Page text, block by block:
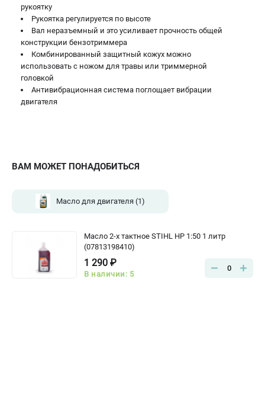
ВАМ МОЖЕТ ПОНАДОБИТЬСЯ
Масло для двигателя (1)
Масло 2-х тактное STIHL HP 1:50 1 литр
(07813198410)
1 290 ₽
В наличии: 5
0
рукоятку
Рукоятка регулируется по высоте
Вал неразъемный и это усиливает прочность общей
конструкции бензотриммера
Комбинированный защитный кожух можно
использовать с ножом для травы или триммерной
головкой
Антивибрационная система поглощает вибрации
двигателя